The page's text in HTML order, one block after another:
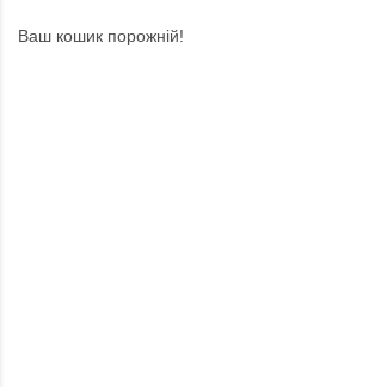
Ваш кошик порожній!